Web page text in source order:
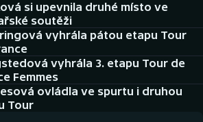
si upevnila druhé místo ve
soutěži
vyhrála pátou etapu Tour
vyhrála 3. etapu Tour de
Femmes
ovládla ve spurtu i druhou
Tour